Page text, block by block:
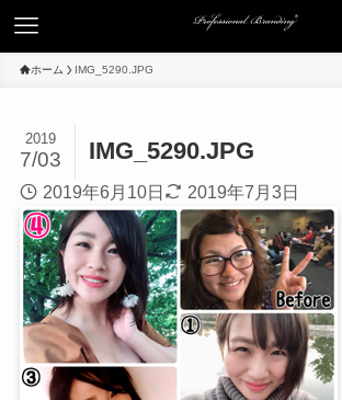
ホーム IMG_5290.JPG
IMG_5290.JPG
2019
7/03
2019年6月10日 2019年7月3日